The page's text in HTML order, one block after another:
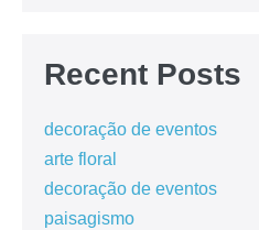
Recent Posts
decoração de eventos
arte floral
decoração de eventos
paisagismo